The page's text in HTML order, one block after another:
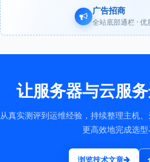
广告招商
全站底部通栏 ·
让服务器与云服
从真实测评到运维经验，持续整理主机
更高效地完成选型